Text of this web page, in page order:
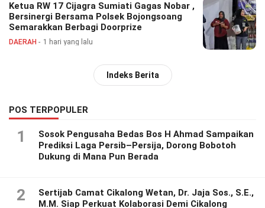
Ketua RW 17 Cijagra Sumiati Gagas Nobar ,
Bersinergi Bersama Polsek Bojongsoang
Semarakkan Berbagi Doorprize
DAERAH 1 hari yang lalu
Indeks Berita
POS TERPOPULER
1
Sosok Pengusaha Bedas Bos H Ahmad Sampaikan
Prediksi Laga Persib–Persija, Dorong Bobotoh
Dukung di Mana Pun Berada
2
Sertijab Camat Cikalong Wetan, Dr. Jaja Sos., S.E.,
M.M. Siap Perkuat Kolaborasi Demi Cikalong